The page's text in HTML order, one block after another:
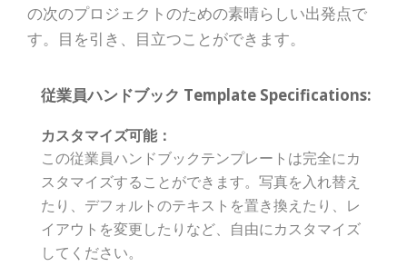
の次のプロジェクトのための素晴らしい出発点で
す。目を引き、目立つことができます。
従業員ハンドブック Template Specifications:
カスタマイズ可能：
この従業員ハンドブックテンプレートは完全にカ
スタマイズすることができます。写真を入れ替え
たり、デフォルトのテキストを置き換えたり、レ
イアウトを変更したりなど、自由にカスタマイズ
してください。